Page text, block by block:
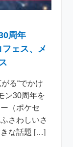
周年
ェス、メ
る“でかけ
ン30周年を
（ポケセ
さわしいさ
きな話題 […]